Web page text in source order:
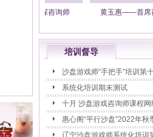
邵 蕊——资深咨询师 黄玉惠——首席
培训督导
沙盘游戏师“手把手”培训第
系统化培训期末测试
十月 沙盘游戏咨询师课程
惠心阁“平行沙盘”2022年秋
辽宁沙盘游戏师系统化培训